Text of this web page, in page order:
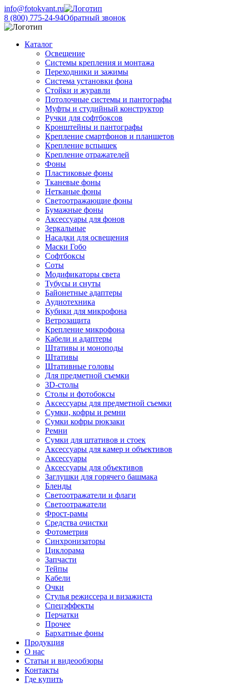
info@fotokvant.ru
8 (800) 775-24-94Обратный звонок
Каталог
Освещение
Системы крепления и монтажа
Переходники и зажимы
Система установки фона
Стойки и журавли
Потолочные системы и пантографы
Муфты и студийный конструктор
Ручки для софтбоксов
Кронштейны и пантографы
Крепление смартфонов и планшетов
Крепление вспышек
Крепление отражателей
Фоны
Пластиковые фоны
Тканевые фоны
Нетканые фоны
Светоотражающие фоны
Бумажные фоны
Аксессуары для фонов
Зеркальные
Насадки для освещения
Маски Гобо
Софтбоксы
Соты
Модификаторы света
Тубусы и снуты
Байонетные адаптеры
Аудиотехника
Кубики для микрофона
Ветрозащита
Крепление микрофона
Кабели и адаптеры
Штативы и моноподы
Штативы
Штативные головы
Для предметной съемки
3D-столы
Столы и фотобоксы
Аксессуары для предметной съемки
Сумки, кофры и ремни
Сумки кофры рюкзаки
Ремни
Сумки для штативов и стоек
Аксессуары для камер и объективов
Аксессуары
Аксессуары для объективов
Заглушки для горячего башмака
Бленды
Светоотражатели и флаги
Светоотражатели
Фрост-рамы
Средства очистки
Фотометрия
Синхронизаторы
Циклорама
Запчасти
Тейпы
Кабели
Очки
Стулья режиссера и визажиста
Спецэффекты
Перчатки
Прочее
Бархатные фоны
Продукция
О нас
Статьи и видеообзоры
Контакты
Где купить